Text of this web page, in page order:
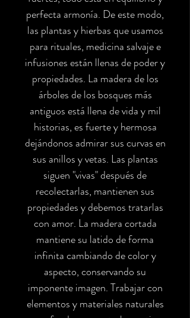
perfecta armonía. De este modo,
las plantas y hierbas que usamos
para rituales, medicina salvaje e
infusiones están llenas de poder y
propiedades. La madera de los
árboles de los bosques más
antiguos está llena de vida y mil
historias, es fuerte y hermosa
dejándonos admirar sus curvas en
sus anillos y vetas. Las plantas
siguen "vivas" después de
recolectarlas, mantienen sus
propiedades y debemos tratarlas
con amor. La madera cortada
mantiene su latido de forma
infinita cambiando de color y
aspecto, conservando su
imponente imagen. Trabajar con
elementos y materiales naturales